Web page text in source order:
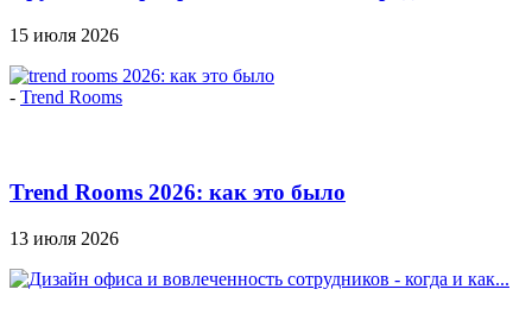
15 июля 2026
- Trend Rooms
Trend Rooms 2026: как это было
13 июля 2026